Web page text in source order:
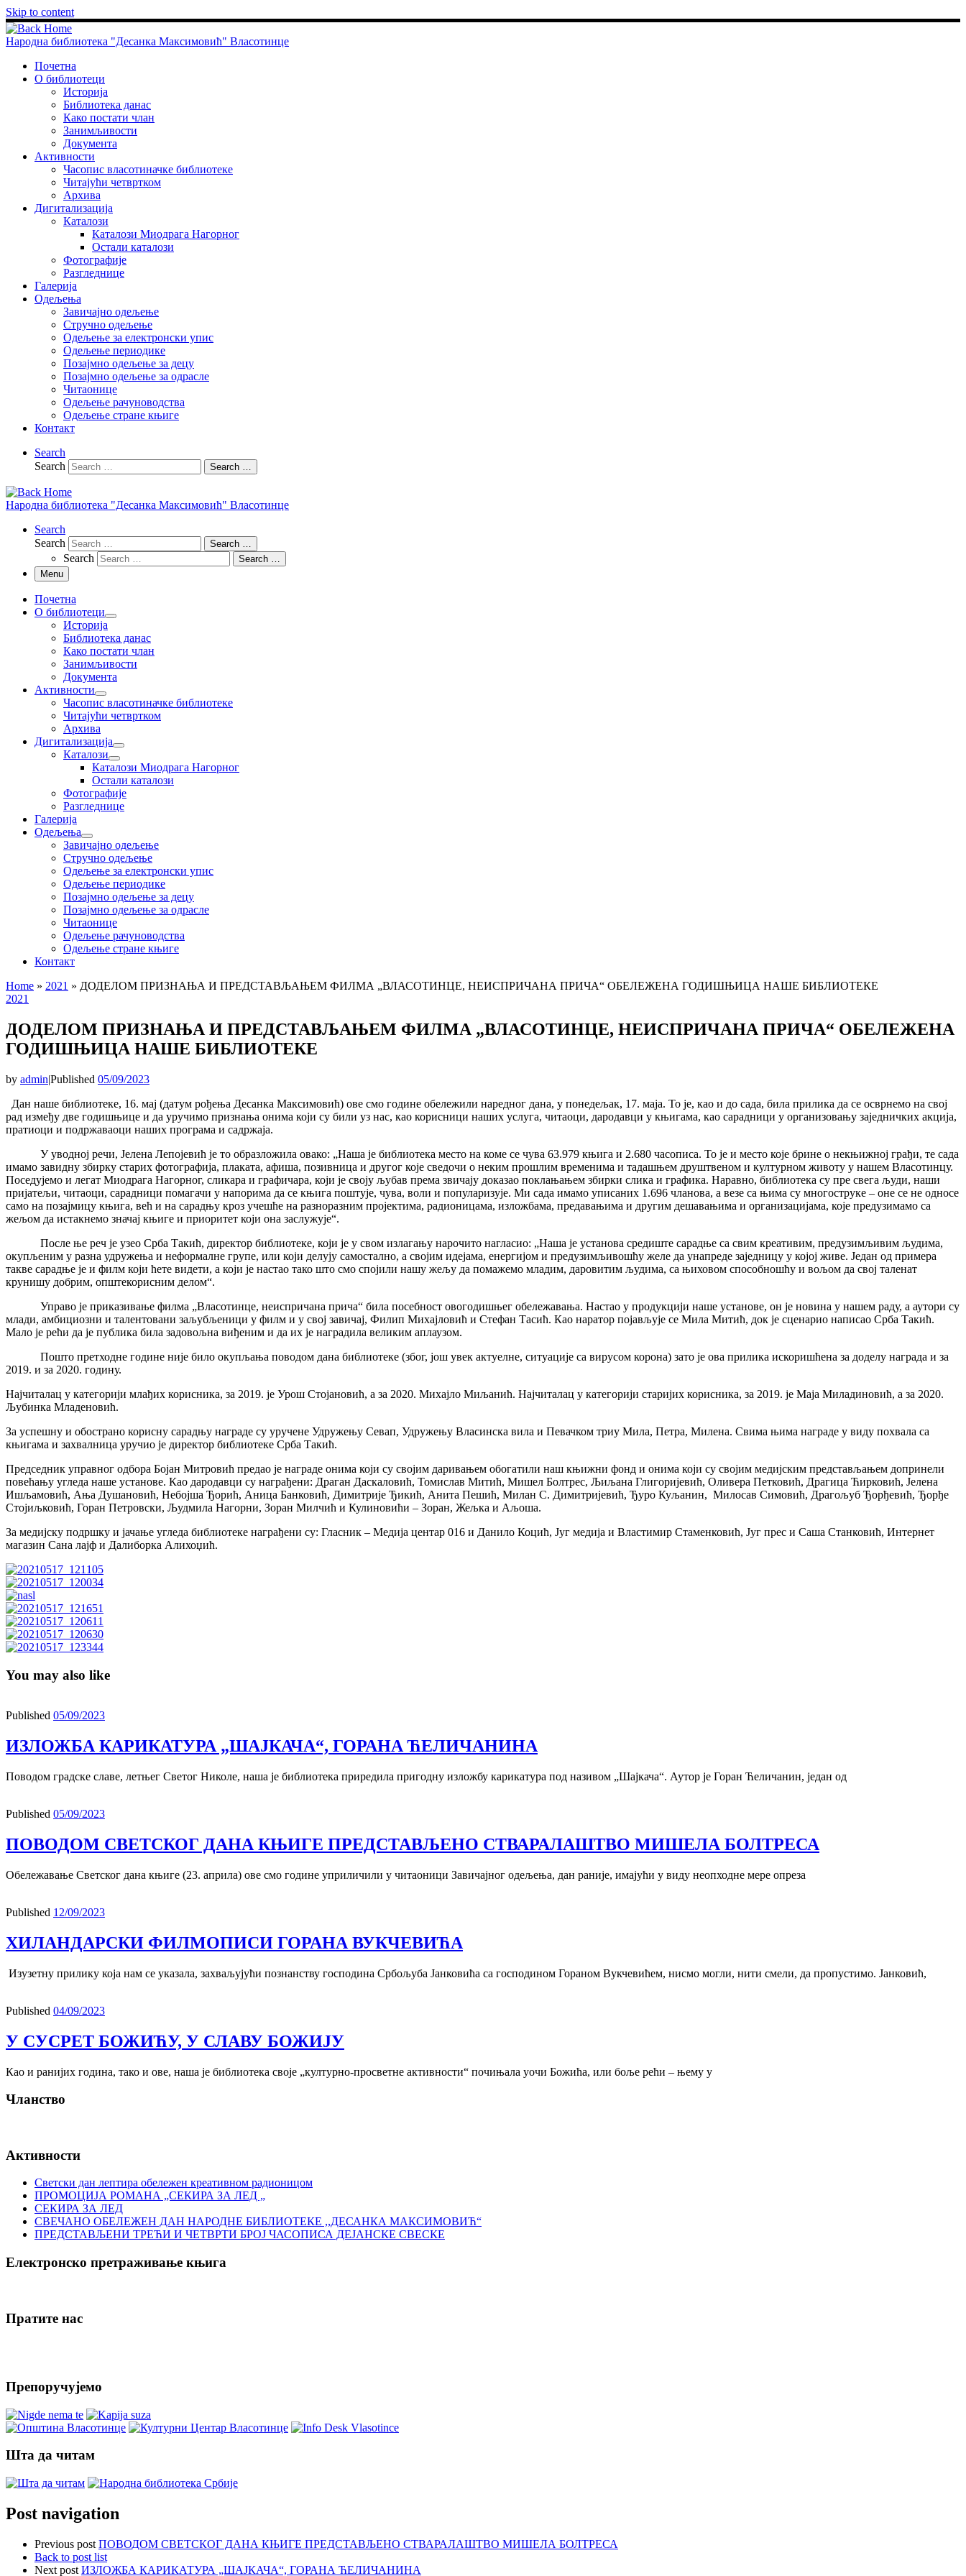
Skip to content
Народна библиотека "Десанка Максимовић" Власотинце
Почетна
О библиотеци
Историја
Библиотека данас
Како постати члан
Занимљивости
Документа
Активности
Часопис власотиначке библиотеке
Читајући четвртком
Архива
Дигитализација
Каталози
Каталози Миодрага Нагорног
Остали каталози
Фотографије
Разгледнице
Галерија
Одељења
Завичајно одељење
Стручно одељење
Одељење за електронски упис
Одељење периодике
Позајмно одељење за децу
Позајмно одељење за одрасле
Читаонице
Одељење рачуноводства
Одељење стране књиге
Контакт
Search
Search
Search …
Народна библиотека "Десанка Максимовић" Власотинце
Search
Search
Search …
Search
Search …
Menu
Почетна
О библиотеци
Историја
Библиотека данас
Како постати члан
Занимљивости
Документа
Активности
Часопис власотиначке библиотеке
Читајући четвртком
Архива
Дигитализација
Каталози
Каталози Миодрага Нагорног
Остали каталози
Фотографије
Разгледнице
Галерија
Одељења
Завичајно одељење
Стручно одељење
Одељење за електронски упис
Одељење периодике
Позајмно одељење за децу
Позајмно одељење за одрасле
Читаонице
Одељење рачуноводства
Одељење стране књиге
Контакт
Home » 2021 » ДОДЕЛОМ ПРИЗНАЊА И ПРЕДСТАВЉАЊЕМ ФИЛМА „ВЛАСОТИНЦЕ, НЕИСПРИЧАНА ПРИЧА“ ОБЕЛЕЖЕНА ГОДИШЊИЦА НАШЕ БИБЛИОТЕКЕ
2021
ДОДЕЛОМ ПРИЗНАЊА И ПРЕДСТАВЉАЊЕМ ФИЛМА „ВЛАСОТИНЦЕ, НЕИСПРИЧАНА ПРИЧА“ ОБЕЛЕЖЕНА
ГОДИШЊИЦА НАШЕ БИБЛИОТЕКЕ
by admin|Published 05/09/2023
Дан наше библиотеке, 16. мај (датум рођења Десанка Максимовић) ове смо године обележили наредног дана, у понедељак, 17. маја. То је, као и до сада, била прилика да се осврнемо на свој
рад између две годишњице и да уручимо признања онима који су били уз нас, као корисници наших услуга, читаоци, дародавци у књигама, као сарадници у организовању заједничких акција,
пратиоци и подржаваоци наших програма и садржаја.
У уводној речи, Јелена Лепојевић је то образложила овако: „Наша је библиотека место на коме се чува 63.979 књига и 2.680 часописа. То је и место које брине о некњижној грађи, те сада
имамо завидну збирку старих фотографија, плаката, афиша, позивница и другог које сведочи о неким прошлим временима и тадашњем друштвеном и културном животу у нашем Власотинцу.
Поседујемо и легат Миодрага Нагорног, сликара и графичара, који је своју љубав према звичају доказао поклањањем збирки слика и графика. Наравно, библиотека су пре свега људи, наши
пријатељи, читаоци, сарадници помагачи у напорима да се књига поштује, чува, воли и популаризује. Ми сада имамо уписаних 1.696 чланова, а везе са њима су многоструке – оне се не односе
само на позајмицу књига, већ и на сарадњу кроз учешће на разноразним пројектима, радионицама, изложбама, предавањима и другим дешавањима и организацијама, које предузимамо са
жељом да истакнемо значај књиге и приоритет који она заслужује“.
После ње реч је узео Срба Такић, директор библиотеке, који је у свом излагању нарочито нагласио: „Наша је установа средиште сарадње са свим креативим, предузимљивим људима,
окупљеним у разна удружења и неформалне групе, или који делују самостално, а својим идејама, енергијом и предузимљивошћу желе да унапреде заједницу у којој живе. Један од примера
такве сарадње је и филм који ћете видети, а који је настао тако што смо спојили нашу жељу да помажемо младим, даровитим људима, са њиховом способношћу и вољом да свој таленат
крунишу добрим, општекорисним делом“.
Управо је приказивање филма „Власотинце, неиспричана прича“ била посебност овогодишњег обележавања. Настао у продукцији наше установе, он је новина у нашем раду, а аутори су
млади, амбициозни и талентовани заљубљеници у филм и у свој завичај, Филип Михајловић и Стефан Тасић. Као наратор појављује се Мила Митић, док је сценарио написао Срба Такић.
Мало је рећи да је публика била задовољна виђеним и да их је наградила великим аплаузом.
Пошто претходне године није било окупљања поводом дана библиотеке (због, још увек актуелне, ситуације са вирусом корона) зато је ова прилика искоришћена за доделу награда и за
2019. и за 2020. годину.
Најчиталац у категорији млађих корисника, за 2019. је Урош Стојановић, а за 2020. Михајло Миљанић. Најчиталац у категорији старијих корисника, за 2019. је Маја Миладиновић, а за 2020.
Љубинка Младеновић.
За успешну и обострано корисну сарадњу награде су уручене Удружењу Севап, Удружењу Власинска вила и Певачком триу Мила, Петра, Милена. Свима њима награде у виду похвала са
књигама и захвалница уручио је директор библиотеке Срба Такић.
Председник управног одбора Бојан Митровић предао је награде онима који су својим даривањем обогатили наш књижни фонд и онима који су својим медијским представљањем допринели
повећању угледа наше установе. Као дародавци су награђени: Драган Даскаловић, Томислав Митић, Мишел Болтрес, Љиљана Глигоријевић, Оливера Петковић, Драгица Ћирковић, Јелена
Ишљамовић, Ања Душановић, Небојша Ђорић, Аница Банковић, Димитрије Ђикић, Анита Пешић, Милан С. Димитријевић, Ђуро Куљанин, Милосав Симовић, Драгољуб Ђорђевић, Ђорђе
Стојиљковић, Горан Петровски, Људмила Нагорни, Зоран Милчић и Кулиновићи – Зоран, Жељка и Аљоша.
За медијску подршку и јачање угледа библиотеке награђени су: Гласник – Медија центар 016 и Данило Коцић, Југ медија и Властимир Стаменковић, Југ прес и Саша Станковић, Интернет
магазин Сана лајф и Далиборка Алихоџић.
You may also like
Published 05/09/2023
ИЗЛОЖБА КАРИКАТУРА „ШАЈКАЧА“, ГОРАНА ЋЕЛИЧАНИНА
Поводом градске славе, летњег Светог Николе, наша је библиотека приредила пригодну изложбу карикатура под називом „Шајкача“. Аутор је Горан Ћеличанин, један од
Published 05/09/2023
ПОВОДОМ СВЕТСКОГ ДАНА КЊИГЕ ПРЕДСТАВЉЕНО СТВАРАЛАШТВО МИШЕЛА БОЛТРЕСА
Обележавање Светског дана књиге (23. априла) ове смо године уприличили у читаоници Завичајног одељења, дан раније, имајући у виду неопходне мере опреза
Published 12/09/2023
ХИЛАНДАРСКИ ФИЛМОПИСИ ГОРАНА ВУКЧЕВИЋА
Изузетну прилику која нам се указала, захваљујући познанству господина Србољуба Јанковића са господином Гораном Вукчевићем, нисмо могли, нити смели, да пропустимо. Јанковић,
Published 04/09/2023
У СУСРЕТ БОЖИЋУ, У СЛАВУ БОЖИЈУ
Као и ранијих година, тако и ове, наша је библиотека своје „културно-просветне активности“ почињала уочи Божића, или боље рећи – њему у
Чланство
Активности
Светски дан лептира обележен креативном радионицом
ПРОМОЦИЈА РОМАНА „СЕКИРА ЗА ЛЕД „
СЕКИРА ЗА ЛЕД
СВЕЧАНО ОБЕЛЕЖЕН ДАН НАРОДНЕ БИБЛИОТЕКЕ ,,ДЕСАНКА МАКСИМОВИЋ“
ПРЕДСТАВЉЕНИ ТРЕЋИ И ЧЕТВРТИ БРОЈ ЧАСОПИСА ДЕЈАНСКЕ СВЕСКЕ
Електронско претраживање књига
Пратите нас
Препоручујемо
Шта да читам
Post navigation
Previous post ПОВОДОМ СВЕТСКОГ ДАНА КЊИГЕ ПРЕДСТАВЉЕНО СТВАРАЛАШТВО МИШЕЛА БОЛТРЕСА
Back to post list
Next post ИЗЛОЖБА КАРИКАТУРА „ШАЈКАЧА“, ГОРАНА ЋЕЛИЧАНИНА